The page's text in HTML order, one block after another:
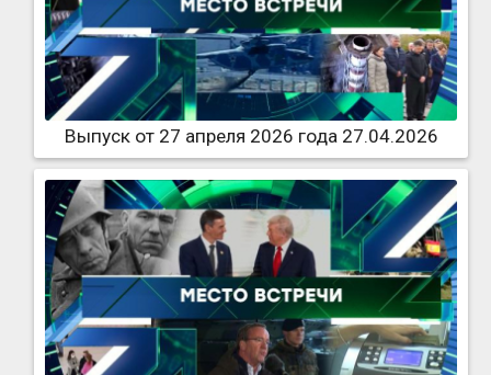
Выпуск от 27 апреля 2026 года 27.04.2026